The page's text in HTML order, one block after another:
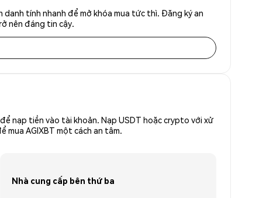
tính nhanh để mở khóa mua tức thì. Đăng ký an
nên đáng tin cậy.
nạp tiền vào tài khoản. Nạp USDT hoặc crypto với xử
AGIXBT một cách an tâm.
Nhà cung cấp bên thứ ba